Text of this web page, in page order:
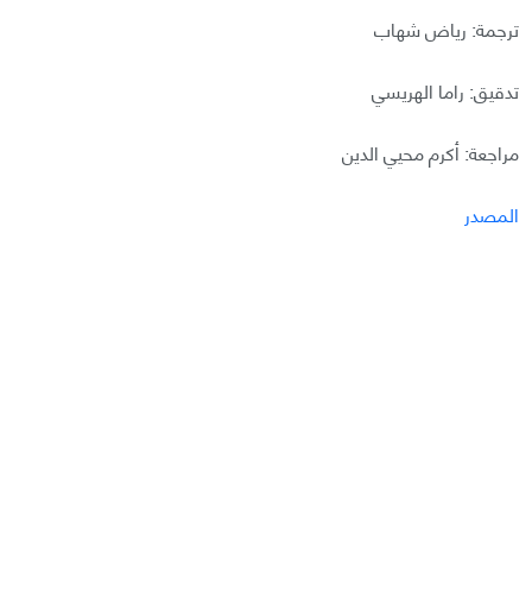
ترجمة: رياض شهاب
تدقيق: راما الهريسي
مراجعة: أكرم محيي الدين
المصدر